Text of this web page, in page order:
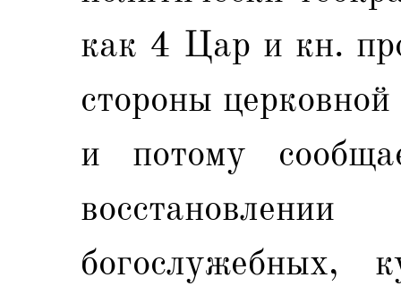
как 4 Цар и кн.
стороны церковной
и потому
богослужебных,